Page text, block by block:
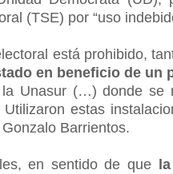
(TSE) por “uso
está prohibido,
en beneficio de un
Unasur (…) donde se
estas
Barrientos.
en sentido de que